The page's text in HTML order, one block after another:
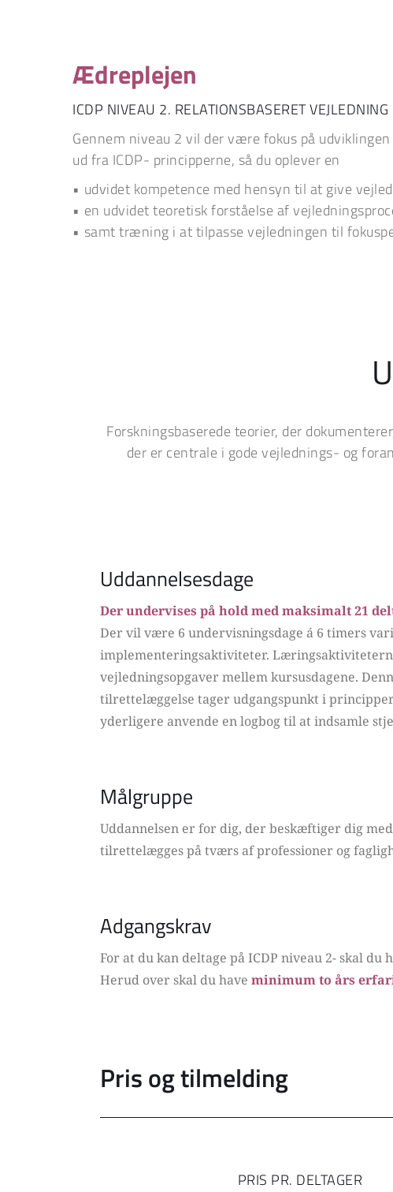
Ædreplejen
ICDP NIVEAU 2. RELATIONSBASERET VEJLEDNING
Gennem niveau 2 vil der være fokus på
ud fra ICDP- principperne, så du oplever en
udvidet kompetence med hensyn til at give
en udvidet teoretisk forståelse af
samt træning i at tilpasse vejledningen til
Forskningsbaserede teorier, der
der er centrale i gode vejlednings- og
Uddannelsesdage
Der undervises på hold med maksimalt 21
Der vil være 6 undervisningsdage á 6 timers
implementeringsaktiviteter.
vejledningsopgaver mellem kursusdagene.
tilrettelæggelse tager udgangspunkt i
yderligere anvende en logbog til at indsamle
Målgruppe
Uddannelsen er for dig, der beskæftiger dig
tilrettelægges på tværs af professioner og
Adgangskrav
For at du kan deltage på ICDP niveau 2- skal du
Herud over skal du have minimum to års
Pris og tilmelding
PRIS PR. DELTAGER